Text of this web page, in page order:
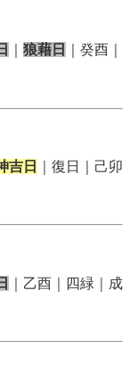
狼藉日
｜癸酉｜
吉日
｜復日｜己卯
｜乙酉｜四緑｜成